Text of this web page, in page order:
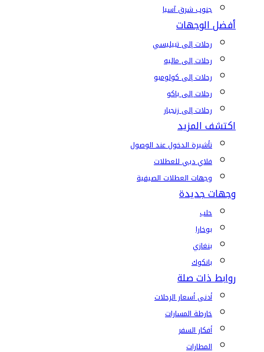
جنوب شرق آسيا
أفضل الوجهات
رحلات إلى تبيليسي
رحلات إلى ماليه
رحلات إلى كولومبو
رحلات إلى باكو
رحلات إلى زنجبار
اكتشف المزيد
تأشيرة الدخول عند الوصول
فلاي دبي للعطلات
وجهات العطلات الصيفية
وجهات جديدة
حلب
بوخارا
بنغازي
بانكوك
روابط ذات صلة
أدنى أسعار الرحلات
خارطة المسارات
أفكار السفر
المطارات